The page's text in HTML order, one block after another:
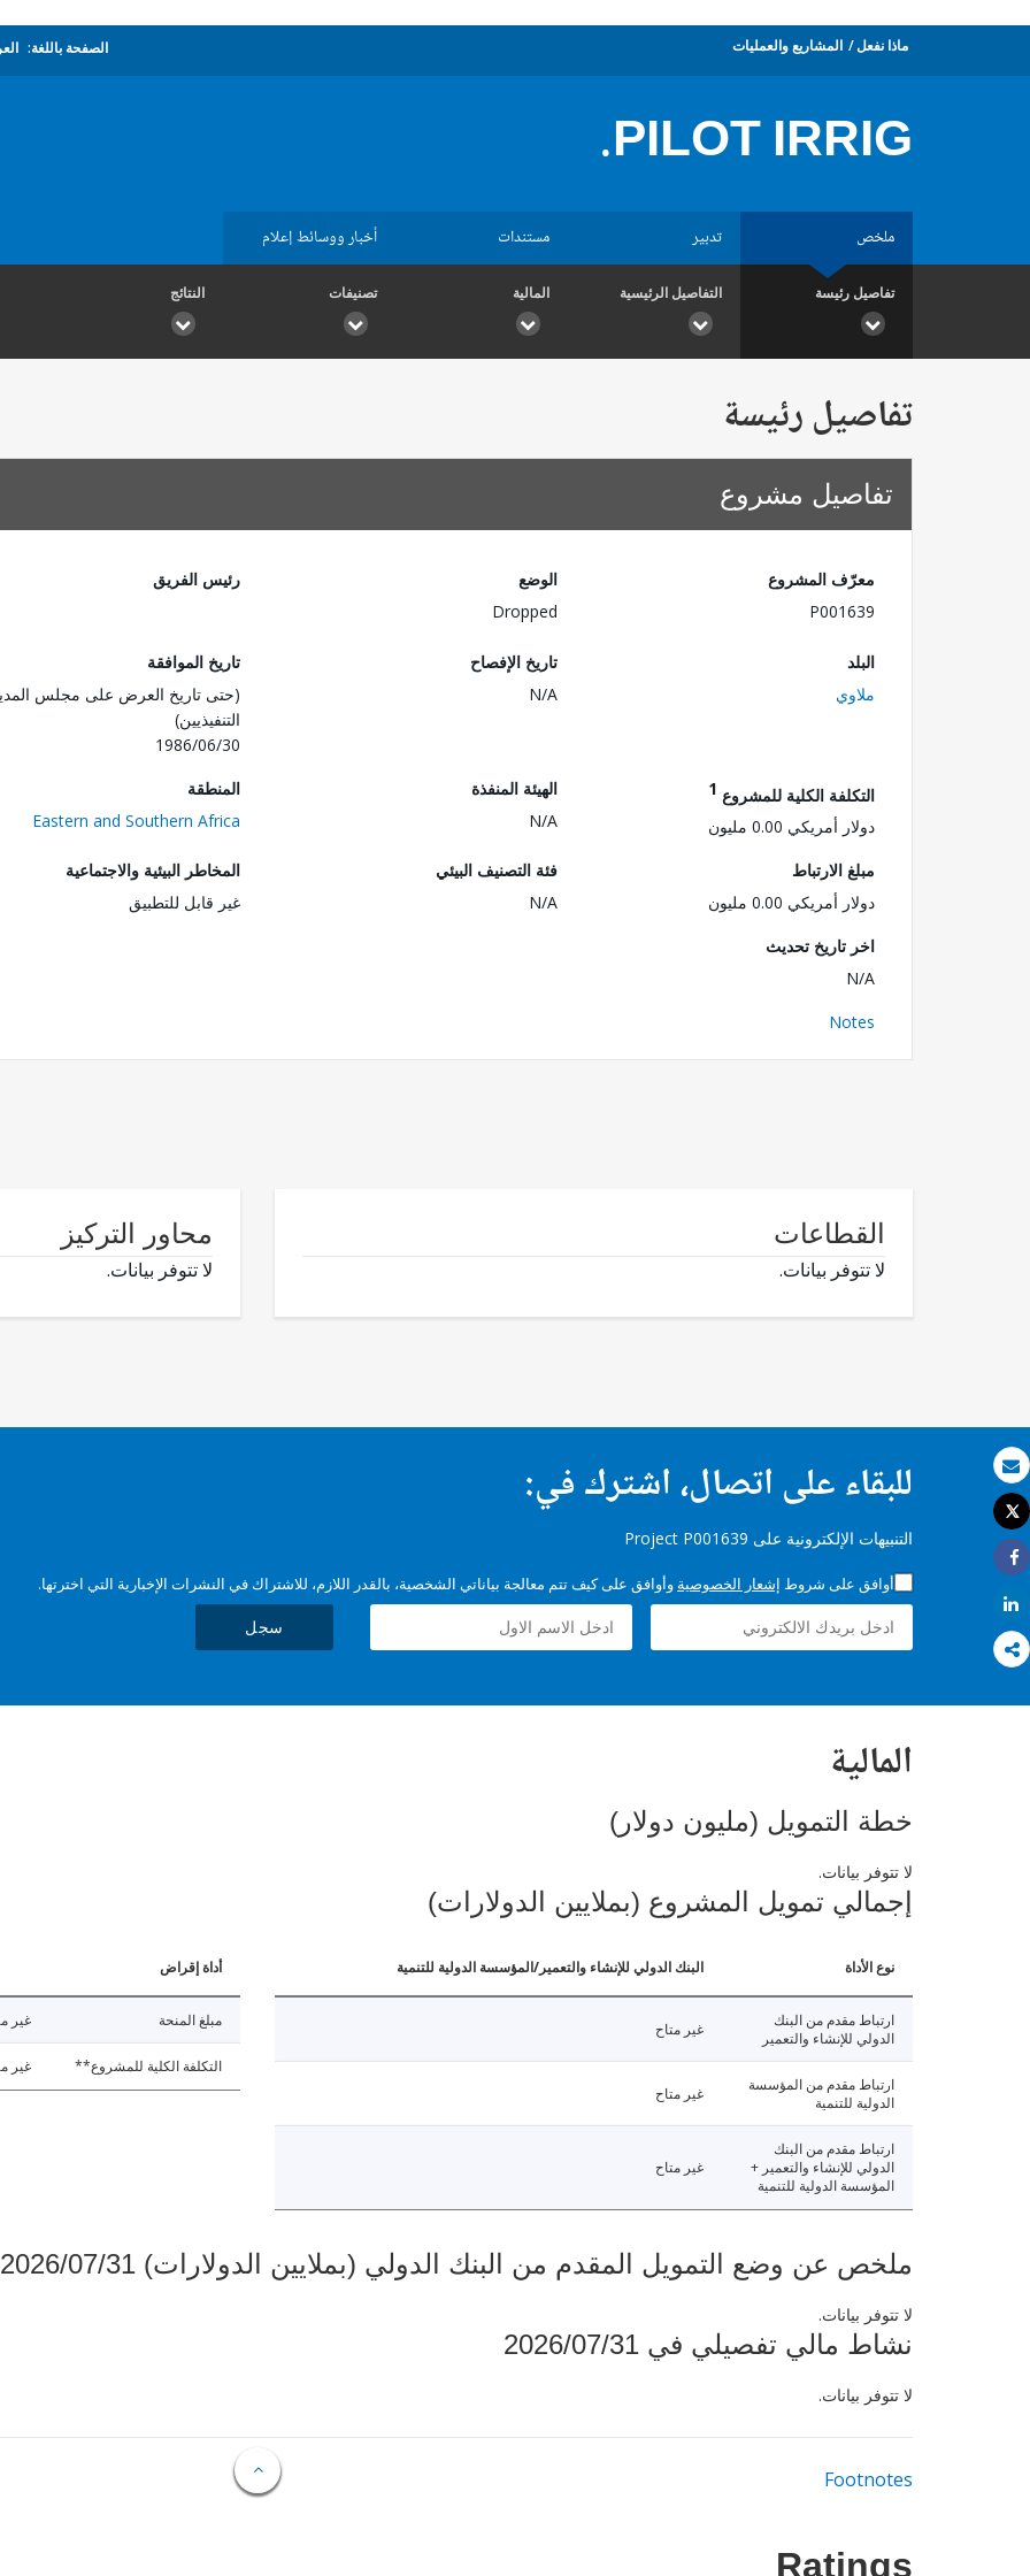
بريد الكتروني
طباعة
Tweet
Share
Share
ماذا نفعل المشاريع والعمليات الصفحة باللغة:
PILOT IRRIG.
ملخص تدبير مستندات أخبار ووسائط إعلام
تفاصيل رئيسة التفاصيل الرئيسية المالية تصنيفات النتائج
تفاصيل رئيسة
تفاصيل مشروع
معرّف المشروع
P001639
الوضع
Dropped
رئيس الفريق
البلد
ملاوي
تاريخ الإفصاح
N/A
تاريخ الموافقة
(حتى تاريخ العرض على مجلس
التنفيذيين)
1986/06/30
التكلفة الكلية للمشروع 1
دولار أمريكي 0.00 مليون
الهيئة المنفذة
N/A
المنطقة
Eastern and Southern Africa
مبلغ الارتباط
دولار أمريكي 0.00 مليون
فئة التصنيف البيئي
N/A
المخاطر البيئية والاجتماعية
غير قابل للتطبيق
اخر تاريخ تحديث
N/A
Notes
القطاعات
لا تتوفر بيانات.
محاور التركيز
لا تتوفر بيانات.
للبقاء على اتصال، اشترك في:
التنبيهات الإلكترونية على Project P001639
أوافق على شروط إشعار الخصوصية وأوافق على كيف تتم معالجة بياناتي الشخصية، بالقدر اللازم، للاشتراك في النشرات الإخبارية التي اخترتها.
سجل
المالية
خطة التمويل (مليون دولار)
لا تتوفر بيانات.
إجمالي تمويل المشروع (بملايين الدولارات)
نوع الأداة البنك الدولي للإنشاء والتعمير/المؤسسة الدولية للتنمية
ارتباط مقدم من البنك
الدولي للإنشاء والتعمير
غير متاح
ارتباط مقدم من المؤسسة
الدولية للتنمية
غير متاح
ارتباط مقدم من البنك
الدولي للإنشاء والتعمير +
المؤسسة الدولية للتنمية
غير متاح
أداة إقراض
مبلغ المنحة غير
التكلفة الكلية للمشروع** غير
ملخص عن وضع التمويل المقدم من البنك الدولي (بملايين الدولارات) 2026/07/31
لا تتوفر بيانات.
نشاط مالي تفصيلي في 2026/07/31
لا تتوفر بيانات.
Footnotes